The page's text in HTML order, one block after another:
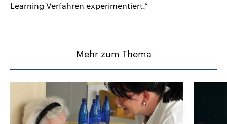
Learning Verfahren experimentiert.“
Mehr zum Thema